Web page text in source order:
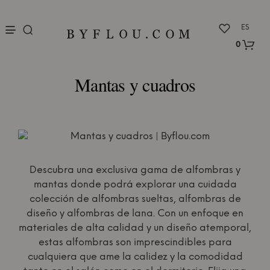
ES
0
Mantas y cuadros
Descubra una exclusiva gama de alfombras y
mantas donde podrá explorar una cuidada
colección de alfombras sueltas, alfombras de
diseño y alfombras de lana. Con un enfoque en
materiales de alta calidad y un diseño atemporal,
estas alfombras son imprescindibles para
cualquiera que ame la calidez y la comodidad